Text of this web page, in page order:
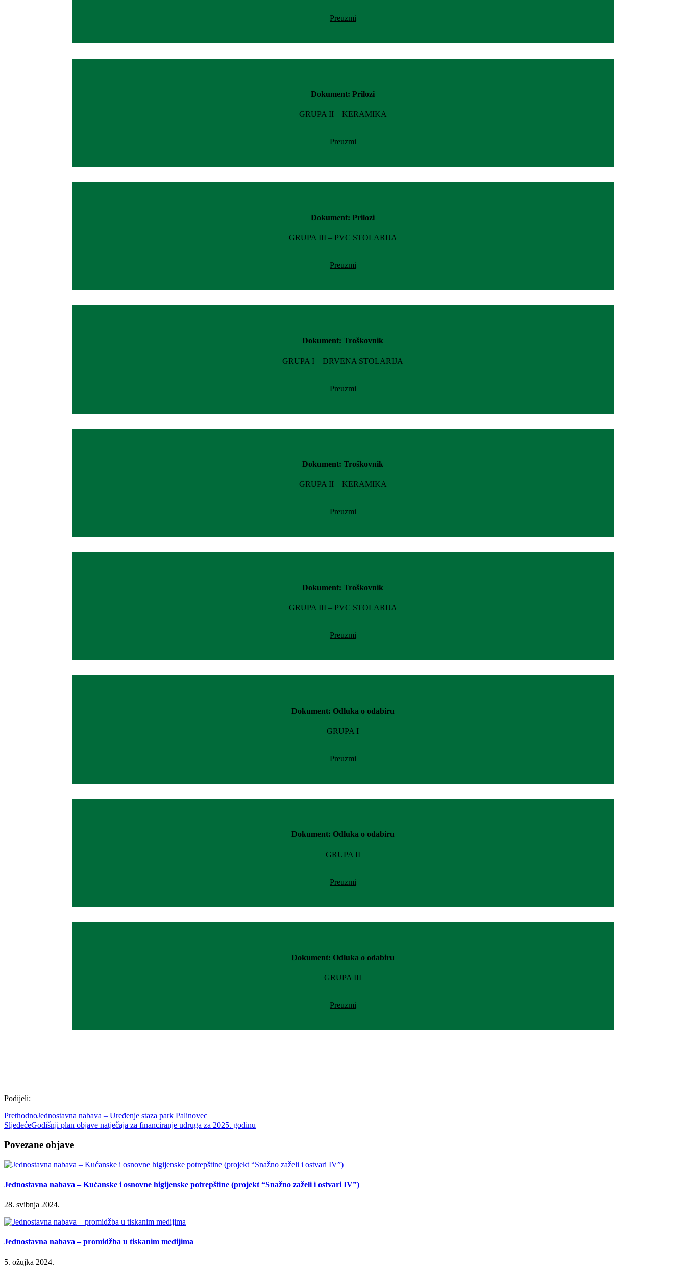
Preuzmi
Dokument: Prilozi
GRUPA II – KERAMIKA
Preuzmi
Dokument: Prilozi
GRUPA III – PVC STOLARIJA
Preuzmi
Dokument: Troškovnik
GRUPA I – DRVENA STOLARIJA
Preuzmi
Dokument: Troškovnik
GRUPA II – KERAMIKA
Preuzmi
Dokument: Troškovnik
GRUPA III – PVC STOLARIJA
Preuzmi
Dokument: Odluka o odabiru
GRUPA I
Preuzmi
Dokument: Odluka o odabiru
GRUPA II
Preuzmi
Dokument: Odluka o odabiru
GRUPA III
Preuzmi
Podijeli:
PrethodnoJednostavna nabava – Uređenje staza park Palinovec
SljedećeGodišnji plan objave natječaja za financiranje udruga za 2025. godinu
Povezane objave
Jednostavna nabava – Kućanske i osnovne higijenske potrepštine (projekt “Snažno zaželi i ostvari IV”)
28. svibnja 2024.
Jednostavna nabava – promidžba u tiskanim medijima
5. ožujka 2024.